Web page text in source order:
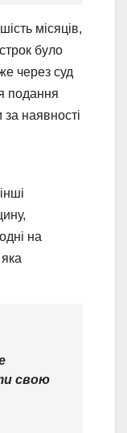
місяців,
було
через суд
подання
наявності
на
свою